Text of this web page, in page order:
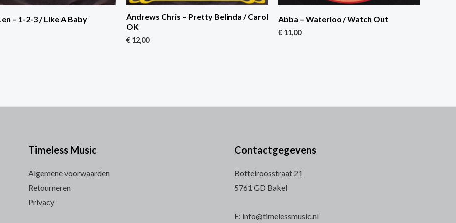
– 1-2-3 / Like A Baby
Andrews Chris – Pretty Belinda / Carol
OK
€ 12,00
Abba – Waterloo / Watch Out
€ 11,00
Timeless Music
Algemene voorwaarden
Retourneren
Privacy
Contactgegevens
Bottelroosstraat 21
5761 GD Bakel
E: info@timelessmusic.nl